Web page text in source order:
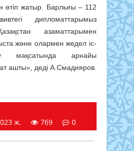
өтіп жатыр. Барлығы – 112
дипломаттарымыз
азаматтарымен
және олармен жедел іс-
мақсатында арнайы
ашты», деді А.Смадияров.
ж.
769 0